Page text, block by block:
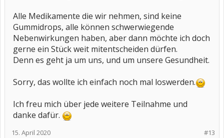
Alle Medikamente die wir nehmen, sind keine
Gummidrops, alle können schwerwiegende
Nebenwirkungen haben, aber dann möchte ich doch
gerne ein Stück weit mitentscheiden dürfen.
Denn es geht ja um uns, und um unsere Gesundheit.
Sorry, das wollte ich einfach noch mal loswerden.
Ich freu mich über jede weitere Teilnahme und
danke dafür.
#13
15. April 2020